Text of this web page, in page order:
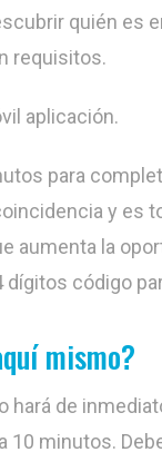
quién es
requisitos.
aplicación.
para
y es
aumenta la
dígitos código
mismo?
de
minutos.